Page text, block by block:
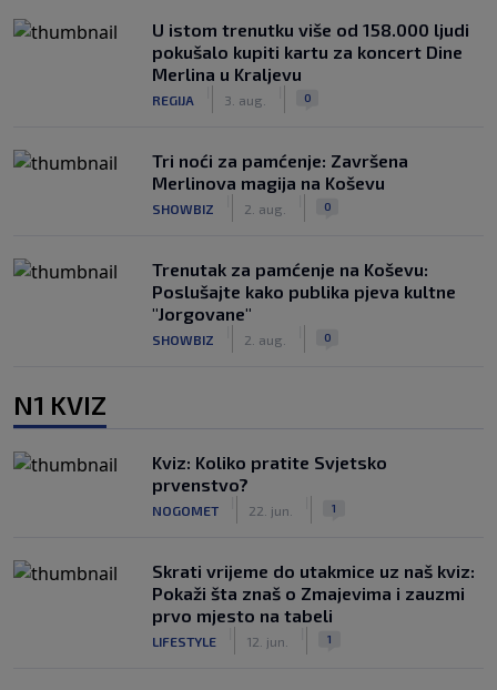
U istom trenutku više od 158.000 ljudi
pokušalo kupiti kartu za koncert Dine
Merlina u Kraljevu
REGIJA 3. aug. 0
Tri noći za pamćenje: Završena
Merlinova magija na Koševu
SHOWBIZ 2. aug. 0
Trenutak za pamćenje na Koševu:
Poslušajte kako publika pjeva kultne
"Jorgovane"
SHOWBIZ 2. aug. 0
N1 KVIZ
Kviz: Koliko pratite Svjetsko
prvenstvo?
NOGOMET 22. jun. 1
Skrati vrijeme do utakmice uz naš kviz:
Pokaži šta znaš o Zmajevima i zauzmi
prvo mjesto na tabeli
LIFESTYLE 12. jun. 1